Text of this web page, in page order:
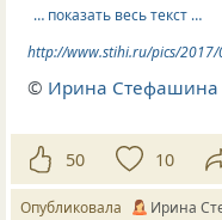
… показать весь текст …
http://www.stihi.ru/pics/
© Ирина Стефашина
50 10
Опубликовала Ирина